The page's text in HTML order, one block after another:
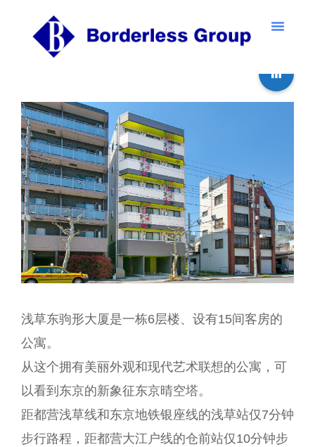
浅草东驹形大厦是一栋6层楼、设有15间客房的
公寓。
从这个拥有美丽外观和现代艺术联想的公寓，可
以看到东京的新象征东京晴空塔。
距都营浅草线和东京地铁银座线的浅草站仅7分钟
步行路程，距都营大江户线的仓前站仅10分钟步